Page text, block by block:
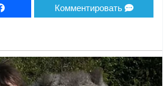
Комментировать